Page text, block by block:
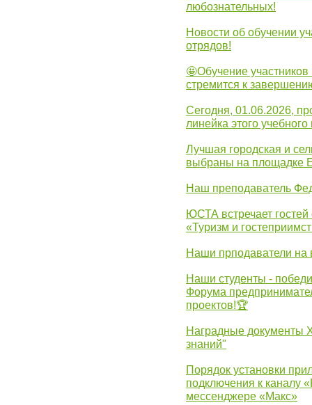
любознательных!
Новости об обучении
отрядов!
🤩Обучение участников
стремится к
Сегодня, 01.06.2026,
линейка этого учебного
Лучшая городская и
выбраны на площадке
Наш преподаватель
ЮСТА встречает гостей
«Туризм и
Наши прподаватели
Наши студенты -
Форума
проектов!🏆
Наградные документы
знаний"
Порядок установки
подключения к каналу
мессенджере «Макс»